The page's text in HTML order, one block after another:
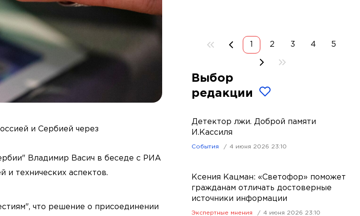
и Сербией через
Владимир Васич в беседе с РИА
и технических аспектов.
что решение о присоединении
2 3 4 5
Выбор
редакции
Детектор лжи. Доброй памяти
И.Кассиля
События 4 июня 2026 23:10
Ксения Кацман: «Светофор» поможет
гражданам отличать достоверные
источники информации
Экспертные мнения 4 июня 2026 23:10